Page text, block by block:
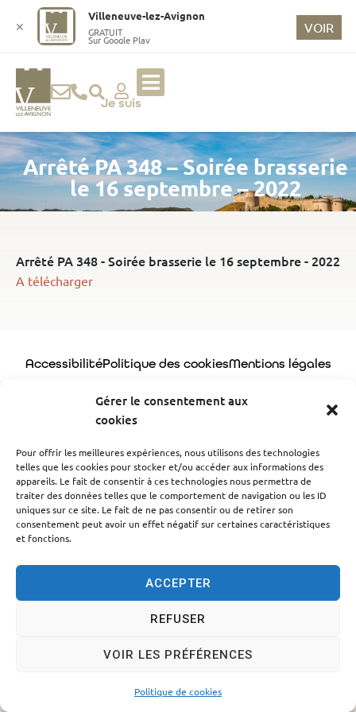
Gérer le consentement aux
cookies
Pour offrir les meilleures expériences, nous utilisons des technologies
telles que les cookies pour stocker et/ou accéder aux informations des
appareils. Le fait de consentir à ces technologies nous permettra de
traiter des données telles que le comportement de navigation ou les ID
uniques sur ce site. Le fait de ne pas consentir ou de retirer son
consentement peut avoir un effet négatif sur certaines caractéristiques
et fonctions.
ACCEPTER
REFUSER
VOIR LES PRÉFÉRENCES
Politique de cookies
ri
n
ci
Je suis
Arrêté PA 348 – Soirée brasserie
le 16 septembre – 2022
Arrêté PA 348 - Soirée brasserie le 16 septembre - 2022
A télécharger
AccessibilitéPolitique des cookiesMentions légales
© 2024 - Propulsé par Utopia
✕
Villeneuve-lez-Avignon
GRATUIT
Sur Google Play
VOIR